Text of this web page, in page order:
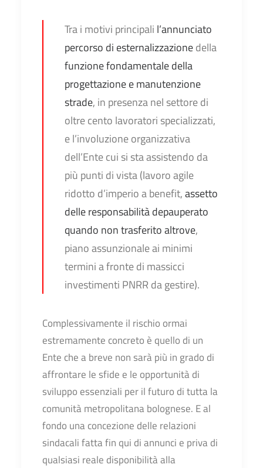
Tra i motivi principali l’annunciato
percorso di esternalizzazionedella
funzione fondamentale della
progettazione e manutenzione
strade, in presenza nel settore di
oltre cento lavoratori specializzati,
e l’involuzione organizzativa
dell’Ente cui si sta assistendo da
più punti di vista (lavoro agile
ridotto d’imperio a benefit,assetto
delle responsabilità depauperato
quando non trasferito altrove,
piano assunzionale ai minimi
termini a fronte di massicci
investimenti PNRR da gestire).
Complessivamente il rischio ormai
estremamente concreto è quello di un
Ente che a breve non sarà più in grado di
affrontare le sfide e le opportunità di
sviluppo essenziali per il futuro di tutta la
comunità metropolitana bolognese. E al
fondo una concezione delle relazioni
sindacali fatta fin qui di annunci e priva di
qualsiasi reale disponibilità alla